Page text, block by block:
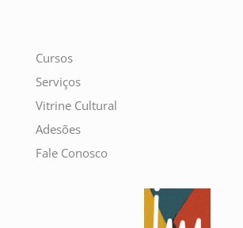
Cursos
Serviços
Vitrine Cultural
Adesões
Fale Conosco